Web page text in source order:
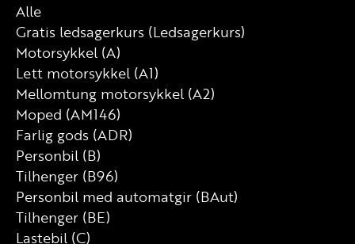
Alle
Gratis ledsagerkurs (Ledsagerkurs)
Motorsykkel (A)
Lett motorsykkel (A1)
Mellomtung motorsykkel (A2)
Moped (AM146)
Farlig gods (ADR)
Personbil (B)
Tilhenger (B96)
Personbil med automatgir (BAut)
Tilhenger (BE)
Lastebil (C)